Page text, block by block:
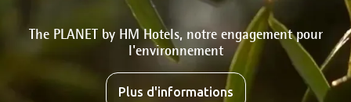
The PLANET by HM Hotels, notre engagement pour
l'environnement
Plus d'informations